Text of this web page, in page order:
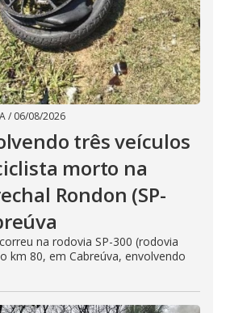
/ 06/08/2026
três veículos
morto na
Rondon (SP-
na rodovia SP-300 (rodovia
km 80, em Cabreúva, envolvendo